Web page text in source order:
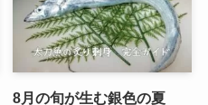
8月の旬が生む銀色の夏